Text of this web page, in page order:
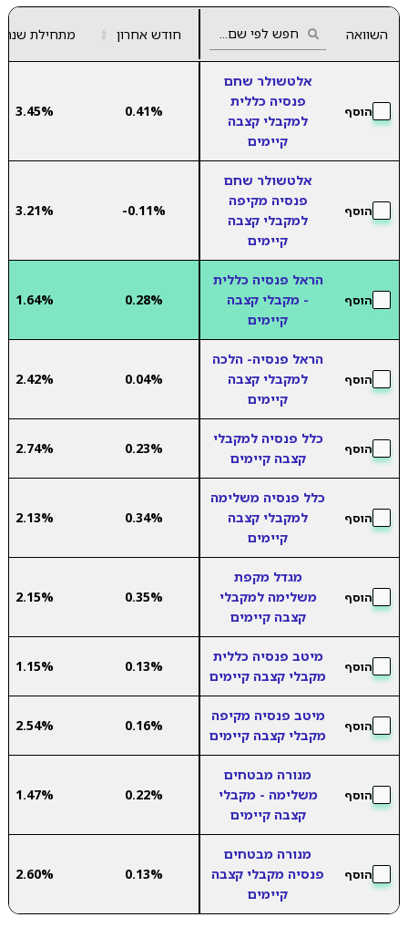
השוואה חודש אחרון ▲
▼ מתחילת שנה
הוסף
אלטשולר שחם
פנסיה כללית
למקבלי קצבה
קיימים
0.41%
3.45%
הוסף
אלטשולר שחם
פנסיה מקיפה
למקבלי קצבה
קיימים
-0.11%
3.21%
הוסף
הראל פנסיה כללית
- מקבלי קצבה
קיימים
0.28%
1.64%
הוסף
הראל פנסיה- הלכה
למקבלי קצבה
קיימים
0.04%
2.42%
הוסף
כלל פנסיה למקבלי
קצבה קיימים
0.23%
2.74%
הוסף
כלל פנסיה משלימה
למקבלי קצבה
קיימים
0.34%
2.13%
הוסף
מגדל מקפת
משלימה למקבלי
קצבה קיימים
0.35%
2.15%
הוסף
מיטב פנסיה כללית
מקבלי קצבה קיימים
0.13%
1.15%
הוסף
מיטב פנסיה מקיפה
מקבלי קצבה קיימים
0.16%
2.54%
הוסף
מנורה מבטחים
משלימה - מקבלי
קצבה קיימים
0.22%
1.47%
הוסף
מנורה מבטחים
פנסיה מקבלי קצבה
קיימים
0.13%
2.60%